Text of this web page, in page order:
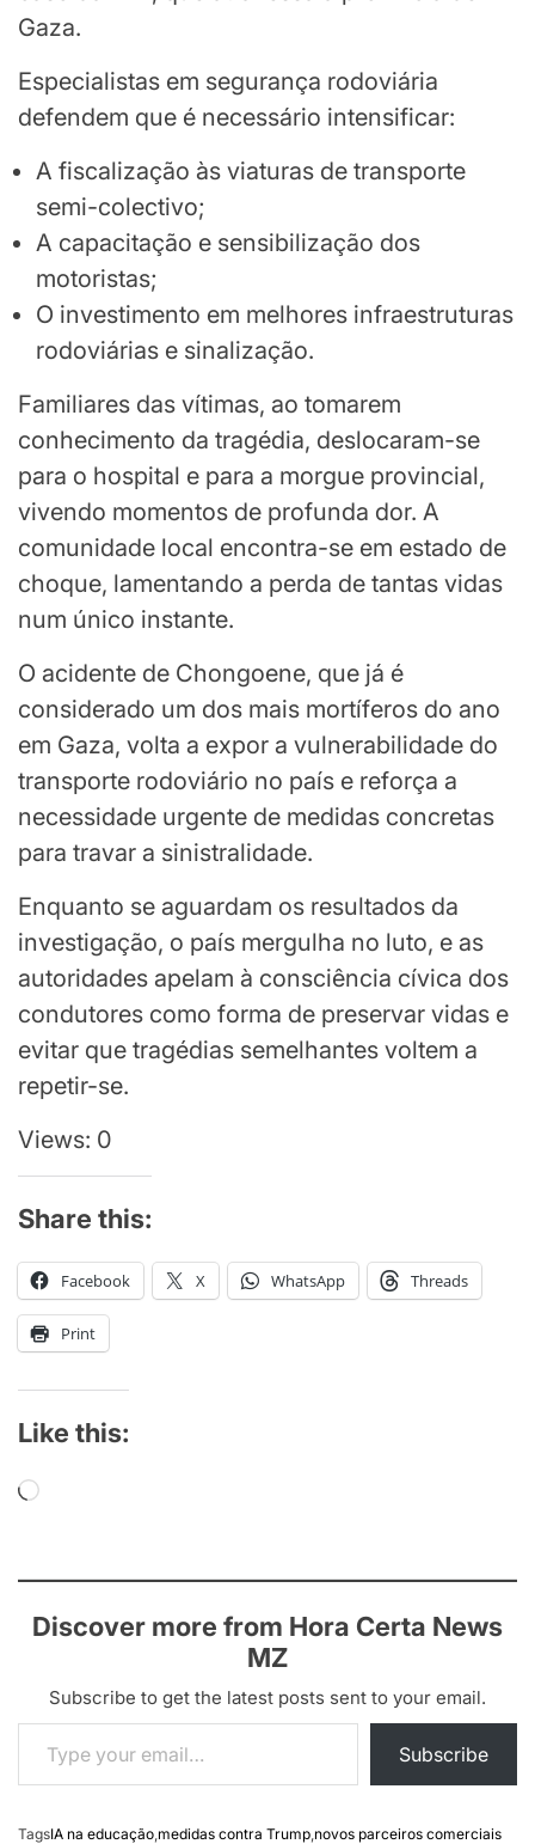
Gaza.
Especialistas em segurança rodoviária
defendem que é necessário intensificar:
A fiscalização às viaturas de transporte
semi-colectivo;
A capacitação e sensibilização dos
motoristas;
O investimento em melhores infraestruturas
rodoviárias e sinalização.
Familiares das vítimas, ao tomarem
conhecimento da tragédia, deslocaram-se
para o hospital e para a morgue provincial,
vivendo momentos de profunda dor. A
comunidade local encontra-se em estado de
choque, lamentando a perda de tantas vidas
num único instante.
O acidente de Chongoene, que já é
considerado um dos mais mortíferos do ano
em Gaza, volta a expor a vulnerabilidade do
transporte rodoviário no país e reforça a
necessidade urgente de medidas concretas
para travar a sinistralidade.
Enquanto se aguardam os resultados da
investigação, o país mergulha no luto, e as
autoridades apelam à consciência cívica dos
condutores como forma de preservar vidas e
evitar que tragédias semelhantes voltem a
repetir-se.
Views: 0
Share this:
Facebook X WhatsApp Threads
Print
Like this:
Loading…
Discover more from Hora Certa News
MZ
Subscribe to get the latest posts sent to your email.
Type your email…
Subscribe
TagsIA na educação,medidas contra Trump,novos parceiros comerciais